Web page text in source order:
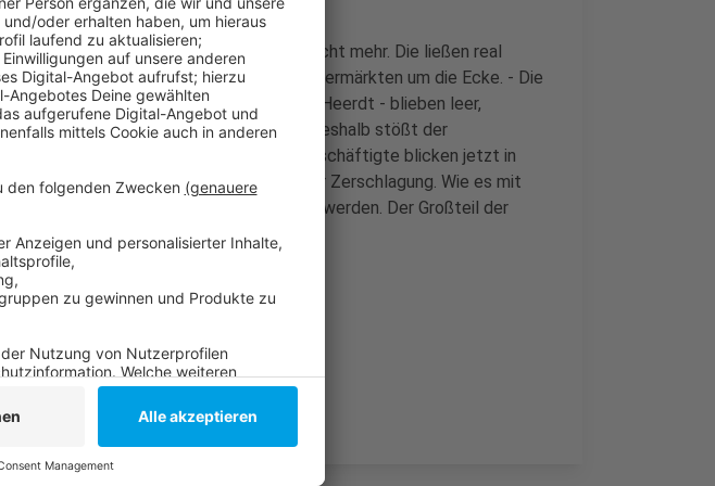
den Kunden zog dieser Slogan lange nicht mehr. Die ließen real
kauften bei Discountern oder bei Supermärkten um die Ecke. - Die
in Düsseldorf am Bilker Bahnhof und in Heerdt - blieben leer,
Das verhagelte der METRO die Bilanz. Deshalb stößt der
Supermarkt-Tochter ab. - 34.000 Beschäftigte blicken jetzt in
Denn: die Supermarktkette steht vor der Zerschlagung. Wie es mit
ist unklar. 30 sollen geschlossen werden. Der Großteil der
an die Konkurrenz verkauft.